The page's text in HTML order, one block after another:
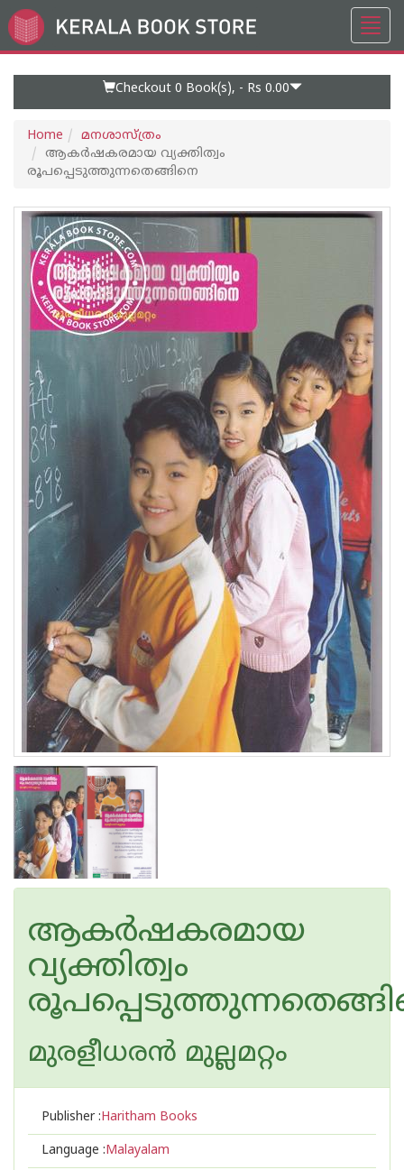
Go
to
Checkout 0 Book(s), - Rs 0.00
Home
മനശാസ്ത്രം
ആകര്‍ഷകരമായ വ്യക്തിത്വം
രൂപപ്പെടുത്തുന്നതെങ്ങിനെ
ആകര്‍ഷകരമായ
വ്യക്തിത്വം
മുരളീധരന്‍ മുല്ലമറ്റം
Publisher :Haritham Books
Language :Malayalam